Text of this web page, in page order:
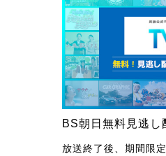
BS朝日無料見逃し
放送終了後、期間限